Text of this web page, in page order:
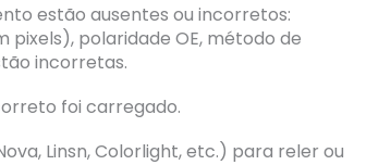
estão ausentes ou incorretos:
polaridade OE, método de
incorretas.
foi carregado.
Linsn, Colorlight, etc.) para reler ou